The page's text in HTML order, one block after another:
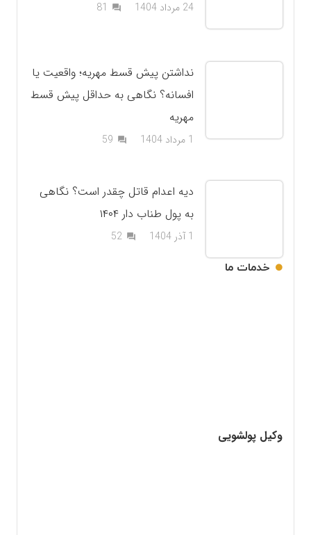
24 مرداد 1404 question_answer
81دیدگاه
نداشتن پیش قسط مهریه؛ واقعیت یا
افسانه؟ نگاهی به حداقل پیش قسط
مهریه
1 مرداد 1404 question_answer
59دیدگاه
دیه اعدام قاتل چقدر است؟ نگاهی
به پول طناب دار ۱۴۰۴
1 آذر 1404 question_answer
52دیدگاه
خدمات ما
وکیل پولشویی